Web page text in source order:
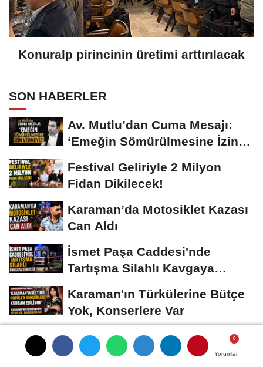
Yorumlar
Yorumlar
Yorumlar
Konuralp pirincinin üretimi arttırılacak
SON HABERLER
Av. Mutlu’dan Cuma Mesajı:
‘Emeğin Sömürülmesine İzin
Festival Geliriyle 2 Milyon
Fidan Dikilecek!
Karaman’da Motosiklet Kazası
Can Aldı
İsmet Paşa Caddesi'nde
Tartışma Silahlı Kavgaya
Karaman'ın Türkülerine Bütçe
Yok, Konserlere Var